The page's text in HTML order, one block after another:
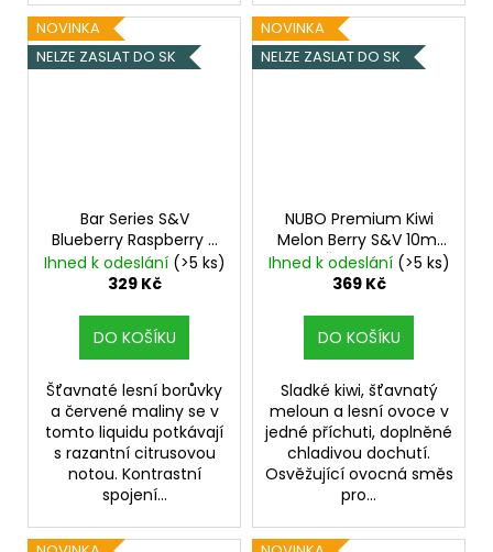
NOVINKA
NELZE ZASLAT DO SK
Bar Series S&V
Blueberry Raspberry X
Lemon Lime 10ml
Borůvka, malina, citron
Ihned k odeslání (>5 ks)
329 Kč
DO KOŠÍKU
Šťavnaté lesní borůvky
a červené maliny se v
tomto liquidu potkávají
s razantní citrusovou
notou. Kontrastní
spojení...
NOVINKA
NELZE ZASLAT DO SK
NUBO Premium Kiwi
Melon Berry S&V 10ml
Kiwi, Žlutý meloun,
Bobule, Chladivá
Ihned k odeslání (>5 ks)
369 Kč
DO KOŠÍKU
Sladké kiwi, šťavnatý
meloun a lesní ovoce v
jedné příchuti, doplněné
chladivou dochutí.
Osvěžující ovocná směs
pro...